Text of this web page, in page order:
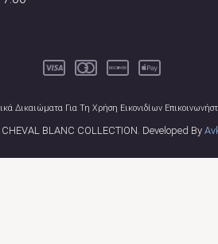
Δικαιώματα Για Τη Χρήση Εικονιδίων
BLANC COLLECTION. Developed By